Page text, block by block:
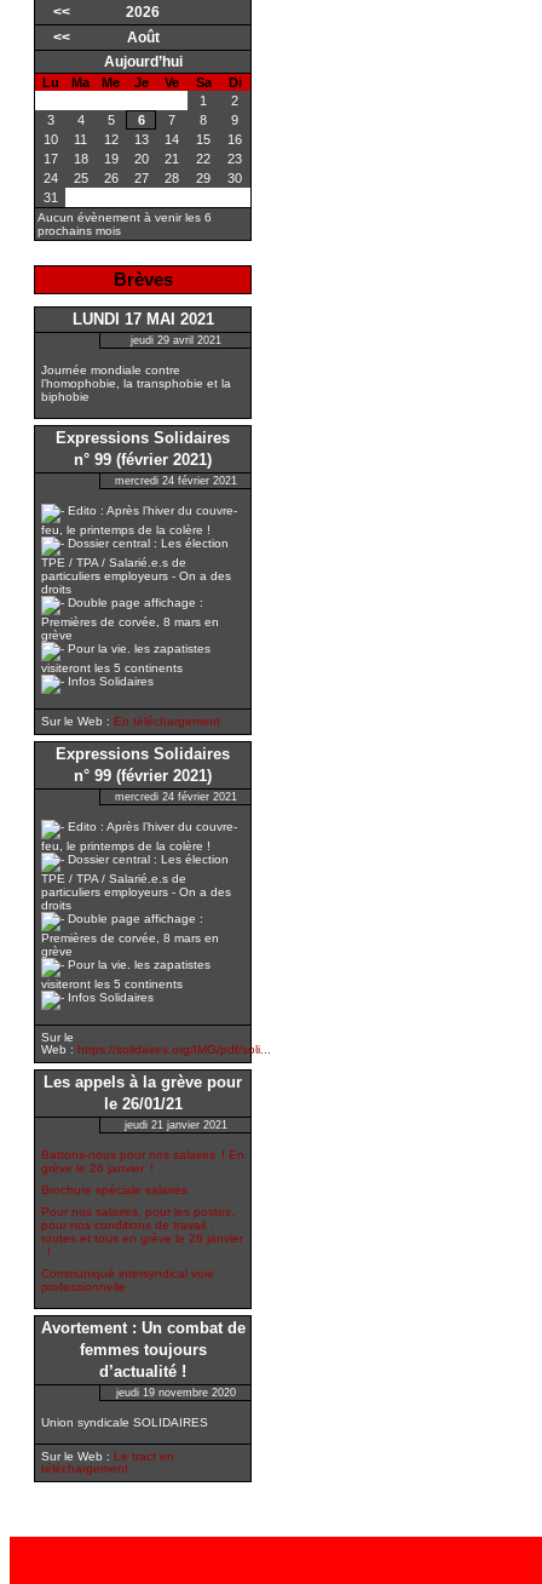
<<
2026
<<
Août
Aujourd’hui
Lu Ma Me Je Ve Sa
Di
1
2
3
4 5 6 7 8
9
10
11 12 13 14 15
16
17
18 19 20 21 22
23
24
25 26 27 28 29
30
31
Aucun évènement à venir les 6
prochains mois
Brèves
LUNDI 17 MAI 2021
jeudi 29 avril 2021
Journée mondiale contre
l’homophobie, la transphobie et la
biphobie
Expressions Solidaires
n° 99 (février 2021)
mercredi 24 février 2021
Edito : Après l’hiver du couvre-
feu, le printemps de la colère !
Dossier central : Les élection
TPE / TPA / Salarié.e.s de
particuliers employeurs - On a des
droits
Double page affichage :
Premières de corvée, 8 mars en
grève
Pour la vie. les zapatistes
visiteront les 5 continents
Infos Solidaires
Sur le Web : En téléchargement
Expressions Solidaires
n° 99 (février 2021)
mercredi 24 février 2021
Edito : Après l’hiver du couvre-
feu, le printemps de la colère !
Dossier central : Les élection
TPE / TPA / Salarié.e.s de
particuliers employeurs - On a des
droits
Double page affichage :
Premières de corvée, 8 mars en
grève
Pour la vie. les zapatistes
visiteront les 5 continents
Infos Solidaires
Sur le
Web : https://solidaires.org/IMG/pdf/soli...
Les appels à la grève pour
le 26/01/21
jeudi 21 janvier 2021
Battons-nous pour nos salaires ! En
grève le 26 janvier !
Brochure spéciale salaires
Pour nos salaires, pour les postes,
pour nos conditions de travail :
toutes et tous en grève le 26 janvier
!
Communiqué intersyndical voie
professionnelle
Avortement : Un combat de
femmes toujours
d’actualité !
jeudi 19 novembre 2020
Union syndicale SOLIDAIRES
Sur le Web : Le tract en
téléchargement